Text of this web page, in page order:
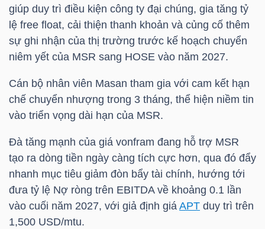
giúp duy trì điều kiện công ty đại chúng, gia tăng tỷ
lệ free float, cải thiện thanh khoản và củng cố thêm
sự ghi nhận của thị trường trước kế hoạch chuyển
niêm yết của MSR sang HOSE vào năm 2027.
Cán bộ nhân viên Masan tham gia với cam kết hạn
chế chuyển nhượng trong 3 tháng, thể hiện niềm tin
vào triển vọng dài hạn của MSR.
Đà tăng mạnh của giá vonfram đang hỗ trợ MSR
tạo ra dòng tiền ngày càng tích cực hơn, qua đó đẩy
nhanh mục tiêu giảm đòn bẩy tài chính, hướng tới
đưa tỷ lệ Nợ ròng trên EBITDA về khoảng 0.1 lần
vào cuối năm 2027, với giả định giá APT duy trì trên
1,500 USD/mtu.
VĨ
DOANH
NGHIỆP